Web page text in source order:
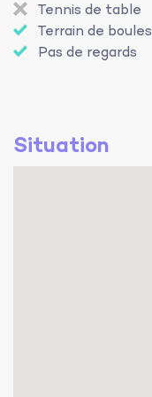
Tennis de table
Terrain de boules
Pas de regards
Situation